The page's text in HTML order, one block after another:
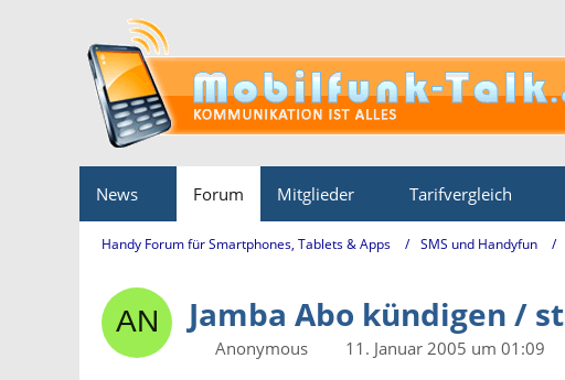
News Forum Mitglieder Tarifvergleich
Handy Forum für Smartphones, Tablets & Apps SMS und Handyfun
Jamba Abo kündigen /
Anonymous
11. Januar 2005 um 01:09